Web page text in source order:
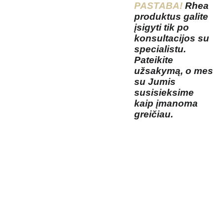
PASTABA! Rhea
produktus galite
įsigyti tik po
konsultacijos su
specialistu.
Pateikite
užsakymą, o mes
su Jumis
susisieksime
kaip įmanoma
greičiau.